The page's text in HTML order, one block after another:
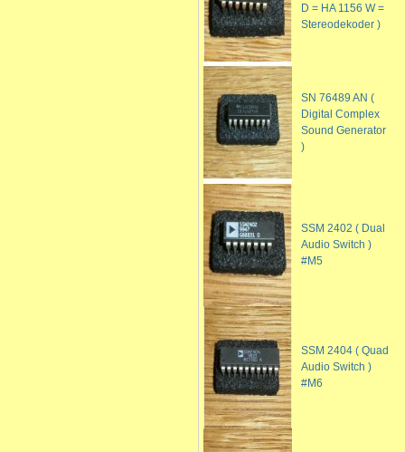
D = HA 1156 W =
Stereodekoder )
SN 76489 AN (
Digital Complex
Sound Generator
)
SSM 2402 ( Dual
Audio Switch )
#M5
SSM 2404 ( Quad
Audio Switch )
#M6